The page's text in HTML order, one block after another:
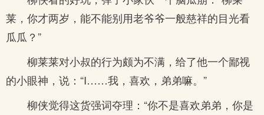
莱，你才两岁，能不能别用老爷爷一般慈祥的目光看
瓜瓜？”
柳莱莱对小叔的行为颇为不满，给了他一个鄙视
的小眼神，说：“I……我，喜欢，弟弟嘛。”
柳侠觉得这货强词夺理：“你不是喜欢弟弟，你是